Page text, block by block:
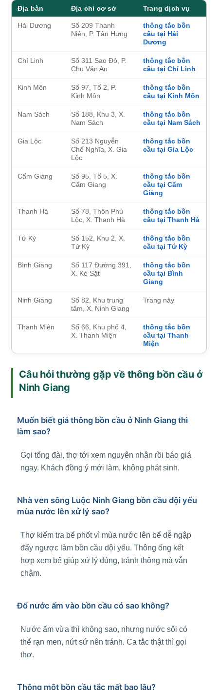
Địa bàn Địa chỉ cơ sở Trang dịch vụ
Hải Dương
Số 209 Thanh
Niên, P. Tân Hưng
thông tắc bồn
cầu tại Hải
Dương
Chí Linh
Số 311 Sao Đỏ, P.
Chu Văn An
thông tắc bồn
cầu tại Chí Linh
Kinh Môn
Số 97, Tổ 2, P.
Kinh Môn
thông tắc bồn
cầu tại Kinh Môn
Nam Sách
Số 188, Khu 3, X.
Nam Sách
thông tắc bồn
cầu tại Nam Sách
Gia Lộc
Số 213 Nguyễn
Chế Nghĩa, X. Gia
Lộc
thông tắc bồn
cầu tại Gia Lộc
Cẩm Giàng
Số 95, Tổ 5, X.
Cẩm Giang
thông tắc bồn
cầu tại Cẩm
Giàng
Thanh Hà
Số 78, Thôn Phú
Lộc, X. Thanh Hà
thông tắc bồn
cầu tại Thanh Hà
Tứ Kỳ
Số 152, Khu 2, X.
Tứ Kỳ
thông tắc bồn
cầu tại Tứ Kỳ
Bình Giang
Số 117 Đường 391,
X. Kẻ Sặt
thông tắc bồn
cầu tại Bình
Giang
Ninh Giang
Số 82, Khu trung
tâm, X. Ninh Giang
Trang này
Thanh Miện
Số 66, Khu phố 4,
X. Thanh Miện
thông tắc bồn
cầu tại Thanh
Miện
Câu hỏi thường gặp về thông bồn cầu ở
Ninh Giang
Muốn biết giá thông bồn cầu ở Ninh Giang thì
làm sao?
Gọi tổng đài, thợ tới xem nguyên nhân rồi báo giá
ngay. Khách đồng ý mới làm, không phát sinh.
Nhà ven sông Luộc Ninh Giang bồn cầu dội yếu
mùa nước lên xử lý sao?
Thợ kiểm tra bể phốt vì mùa nước lên bể dễ ngập
đẩy ngược làm bồn cầu dội yếu. Thông ống kết
hợp xem bể giúp xử lý đúng, tránh thông mà vẫn
chậm.
Đổ nước ấm vào bồn cầu có sao không?
Nước ấm vừa thì không sao, nhưng nước sôi có
thể rạn men, nứt sứ nên tránh. Ca tắc thật thì gọi
thợ.
Thông một bồn cầu tắc mất bao lâu?